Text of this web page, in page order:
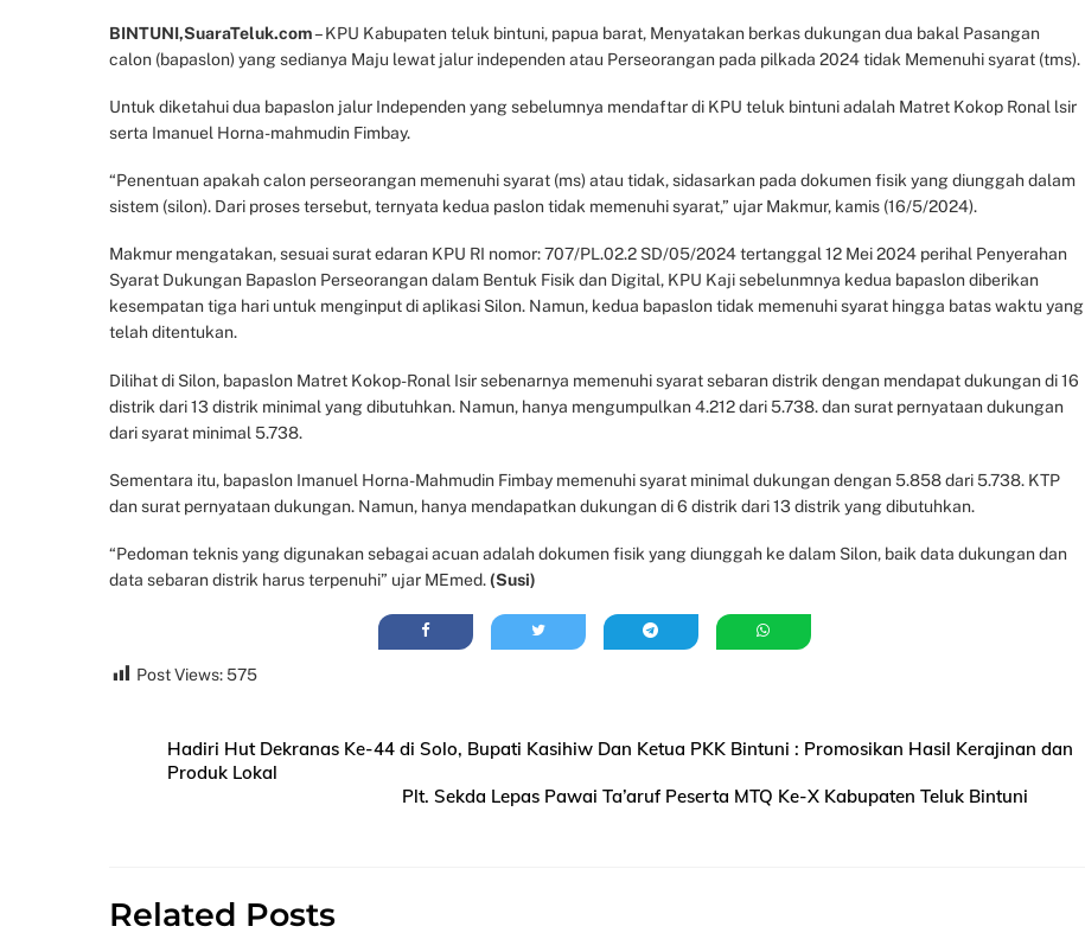
BINTUNI,SuaraTeluk.com– KPU Kabupaten teluk bintuni, papua barat, Menyatakan berkas dukungan dua bakal Pasangan
calon (bapaslon) yang sedianya Maju lewat jalur independen atau Perseorangan pada pilkada 2024 tidak Memenuhi syarat (tms).
Untuk diketahui dua bapaslon jalur Independen yang sebelumnya mendaftar di KPU teluk bintuni adalah Matret Kokop Ronal lsir
serta Imanuel Horna-mahmudin Fimbay.
“Penentuan apakah calon perseorangan memenuhi syarat (ms) atau tidak, sidasarkan pada dokumen fisik yang diunggah dalam
sistem (silon). Dari proses tersebut, ternyata kedua paslon tidak memenuhi syarat,” ujar Makmur, kamis (16/5/2024).
Makmur mengatakan, sesuai surat edaran KPU RI nomor: 707/PL.02.2 SD/05/2024 tertanggal 12 Mei 2024 perihal Penyerahan
Syarat Dukungan Bapaslon Perseorangan dalam Bentuk Fisik dan Digital, KPU Kaji sebelunmnya kedua bapaslon diberikan
kesempatan tiga hari untuk menginput di aplikasi Silon. Namun, kedua bapaslon tidak memenuhi syarat hingga batas waktu yang
telah ditentukan.
Dilihat di Silon, bapaslon Matret Kokop-Ronal Isir sebenarnya memenuhi syarat sebaran distrik dengan mendapat dukungan di 16
distrik dari 13 distrik minimal yang dibutuhkan. Namun, hanya mengumpulkan 4.212 dari 5.738. dan surat pernyataan dukungan
dari syarat minimal 5.738.
Sementara itu, bapaslon Imanuel Horna-Mahmudin Fimbay memenuhi syarat minimal dukungan dengan 5.858 dari 5.738. KTP
dan surat pernyataan dukungan. Namun, hanya mendapatkan dukungan di 6 distrik dari 13 distrik yang dibutuhkan.
“Pedoman teknis yang digunakan sebagai acuan adalah dokumen fisik yang diunggah ke dalam Silon, baik data dukungan dan
data sebaran distrik harus terpenuhi” ujar MEmed.(Susi)
Post Views:575
Hadiri Hut Dekranas Ke-44 di Solo, Bupati Kasihiw Dan Ketua PKK Bintuni : Promosikan Hasil Kerajinan dan
Produk Lokal
Plt. Sekda Lepas Pawai Ta’aruf Peserta MTQ Ke-X Kabupaten Teluk Bintuni
Related Posts